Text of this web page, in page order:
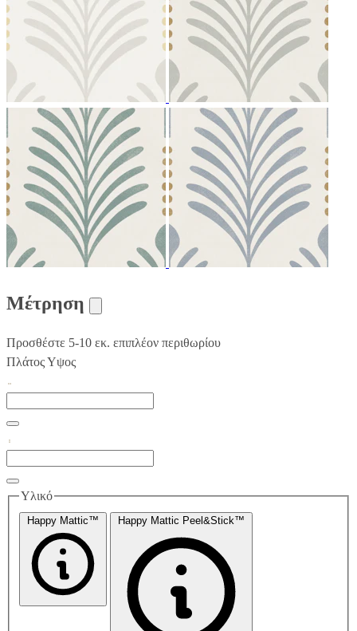
Μέτρηση
Προσθέστε 5-10 εκ. επιπλέον περιθωρίου
ΠλάτοςΥψος
Υλικό
Happy Mattic™ Happy Mattic Peel&Stick™